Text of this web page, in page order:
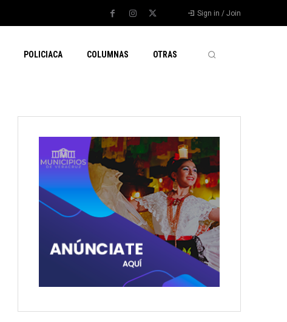
Sign in / Join
POLICIACA COLUMNAS OTRAS